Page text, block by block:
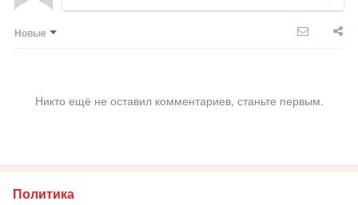
Новые
Никто ещё не оставил комментариев, станьте первым.
Политика